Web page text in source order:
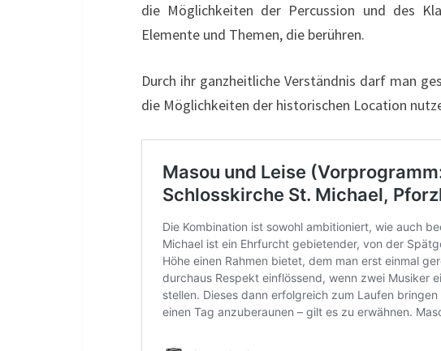
die Möglichkeiten der Percussion und des
Elemente und Themen, die berühren.
Durch ihr ganzheitliche Verständnis darf man
die Möglichkeiten der historischen Location